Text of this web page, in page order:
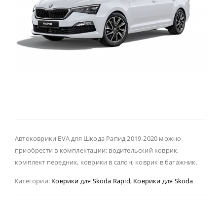
Автоковрики EVA для Шкода Рапид 2019-2020 можно
приобрести в комплектации: водительский коврик,
комплект передних, коврики в салон, коврик в багажник.
Категории: Коврики для Skoda Rapid, Коврики для Skoda